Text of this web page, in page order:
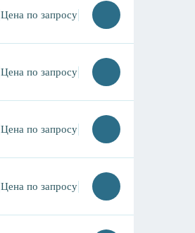
Цена по запросу
Цена по запросу
Цена по запросу
Цена по запросу